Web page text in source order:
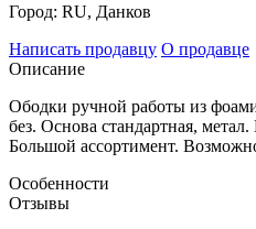
Город: RU, Данков
Написать продавцу О продавце
Описание
Ободки ручной работы из
без. Основа стандартная,
Большой ассортимент.
Особенности
Отзывы